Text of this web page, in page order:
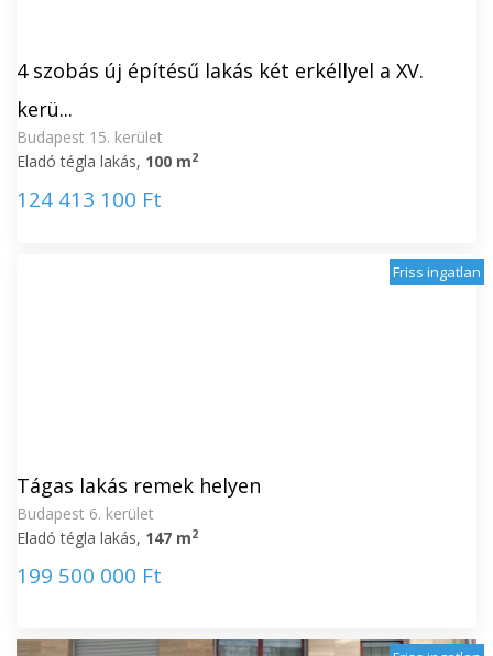
4 szobás új építésű lakás két erkéllyel a XV.
kerü...
Budapest 15. kerület
Eladó tégla lakás, 100 m2
124 413 100 Ft
Friss ingatlan
Tágas lakás remek helyen
Budapest 6. kerület
Eladó tégla lakás, 147 m2
199 500 000 Ft